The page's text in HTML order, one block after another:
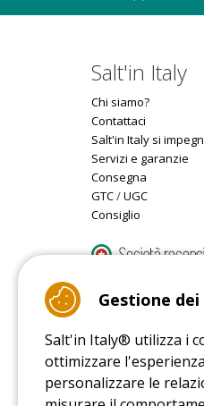
Salt'in Italy
Chi siamo?
Contattaci
Salt'in Italy si
Servizi e garanzie
Consegna
GTC/UGC
Consiglio
9.4 /10 (22077
Read customer
Gestione
Salt'in Italy® utilizza i
ottimizzare
personalizzare le